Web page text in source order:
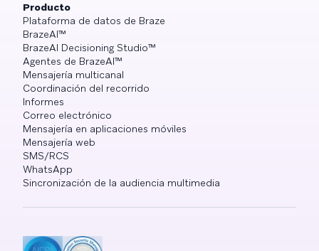
Producto
Plataforma de datos de Braze
BrazeAI™
BrazeAI Decisioning Studio™
Agentes de BrazeAI™
Mensajería multicanal
Coordinación del recorrido
Informes
Correo electrónico
Mensajería en aplicaciones móviles
Mensajería web
SMS/RCS
WhatsApp
Sincronización de la audiencia multimedia